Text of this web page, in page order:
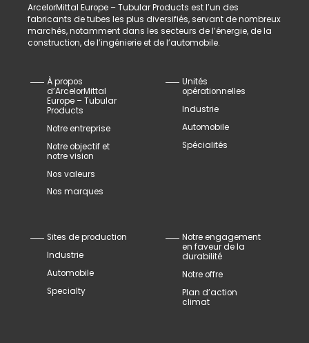
ArcelorMittal Europe – Tubular Products est l’un des
fabricants de tubes les plus diversifiés, servant de nombreux
marchés, notamment dans les secteurs de l’énergie, de la
construction, de l’ingénierie et de l’automobile.
À propos
d’ArcelorMittal
Europe – Tubular
Products
Notre entreprise
Notre objectif et
notre vision
Nos valeurs
Nos marques
Unités
opérationnelles
Industrie
Automobile
Spécialités
Sites de production
Industrie
Automobile
Specialty
Notre engagement
en faveur de la
durabilité
Notre offre
Plan d’action
climat